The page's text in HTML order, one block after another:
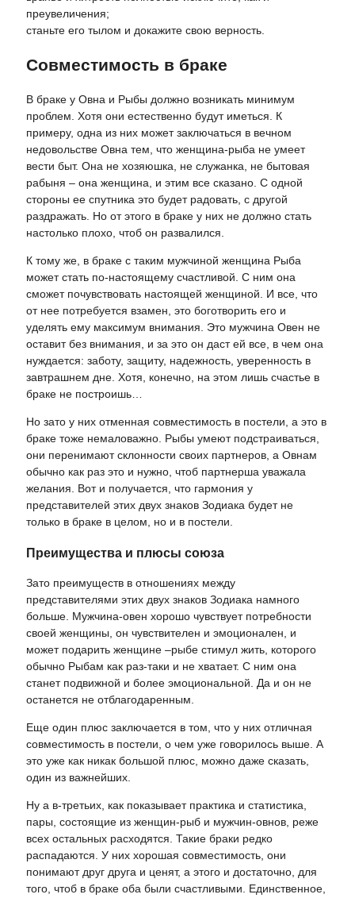
преувеличения;
станьте его тылом и докажите свою верность.
Совместимость в браке
В браке у Овна и Рыбы должно возникать минимум
проблем. Хотя они естественно будут иметься. К
примеру, одна из них может заключаться в вечном
недовольстве Овна тем, что женщина-рыба не умеет
вести быт. Она не хозяюшка, не служанка, не бытовая
рабыня – она женщина, и этим все сказано. С одной
стороны ее спутника это будет радовать, с другой
раздражать. Но от этого в браке у них не должно стать
настолько плохо, чтоб он развалился.
К тому же, в браке с таким мужчиной женщина Рыба
может стать по-настоящему счастливой. С ним она
сможет почувствовать настоящей женщиной. И все, что
от нее потребуется взамен, это боготворить его и
уделять ему максимум внимания. Это мужчина Овен не
оставит без внимания, и за это он даст ей все, в чем она
нуждается: заботу, защиту, надежность, уверенность в
завтрашнем дне. Хотя, конечно, на этом лишь счастье в
браке не построишь…
Но зато у них отменная совместимость в постели, а это в
браке тоже немаловажно. Рыбы умеют подстраиваться,
они перенимают склонности своих партнеров, а Овнам
обычно как раз это и нужно, чтоб партнерша уважала
желания. Вот и получается, что гармония у
представителей этих двух знаков Зодиака будет не
только в браке в целом, но и в постели.
Преимущества и плюсы союза
Зато преимуществ в отношениях между
представителями этих двух знаков Зодиака намного
больше. Мужчина-овен хорошо чувствует потребности
своей женщины, он чувствителен и эмоционален, и
может подарить женщине –рыбе стимул жить, которого
обычно Рыбам как раз-таки и не хватает. С ним она
станет подвижной и более эмоциональной. Да и он не
останется не отблагодаренным.
Еще один плюс заключается в том, что у них отличная
совместимость в постели, о чем уже говорилось выше. А
это уже как никак большой плюс, можно даже сказать,
один из важнейших.
Ну а в-третьих, как показывает практика и статистика,
пары, состоящие из женщин-рыб и мужчин-овнов, реже
всех остальных расходятся. Такие браки редко
распадаются. У них хорошая совместимость, они
понимают друг друга и ценят, а этого и достаточно, для
того, чтоб в браке оба были счастливыми. Единственное,